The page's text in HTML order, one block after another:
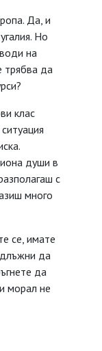
Да, и
Но
на
трябва да
клас
души в
с
много
се, имате
да
да
морал не